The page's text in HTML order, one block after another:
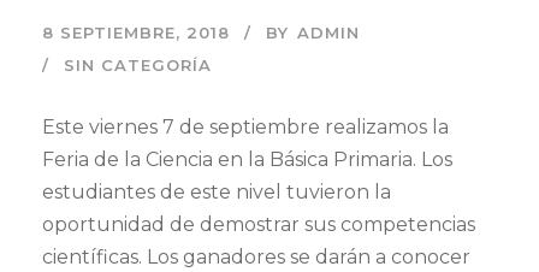
8 SEPTIEMBRE, 2018 BY ADMIN
SIN CATEGORÍA
Este viernes 7 de septiembre realizamos la
Feria de la Ciencia en la Básica Primaria. Los
estudiantes de este nivel tuvieron la
oportunidad de demostrar sus competencias
científicas. Los ganadores se darán a conocer